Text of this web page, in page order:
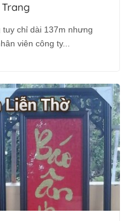
chỉ dài 137m nhưng
viên công ty...